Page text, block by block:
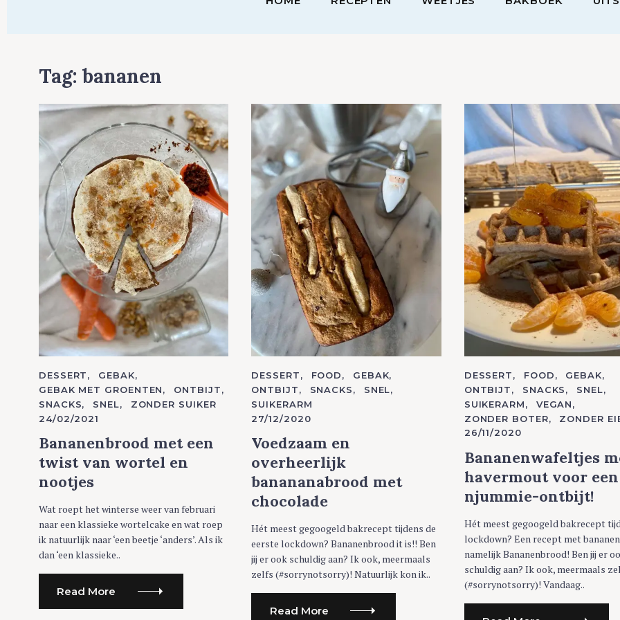
Tag: bananen
C
A
T
E
G
O
I
S
DESSERT
GEBAK
GEBAK MET GROENTEN
ONTBIJT
SNACKS
SNEL
ZONDER SUIKER
24/02/2021
Bananenbrood met een
twist van wortel en
nootjes
Wat roept het winterse weer van februari
naar een klassieke wortelcake en wat roep
ik natuurlijk naar ‘een beetje ‘anders’. Als ik
dan ‘een klassieke..
Read More
C
A
T
E
G
O
I
S
DESSERT FOOD
GEBAK
ONTBIJT
SNACKS
SNEL
SUIKERARM
27/12/2020
Voedzaam en
overheerlijk
banananabrood met
chocolade
Hét meest gegoogeld bakrecept tijdens de
eerste lockdown? Bananenbrood it is!! Ben
jij er ook schuldig aan? Ik ook, meermaals
zelfs (#sorrynotsorry)! Natuurlijk kon ik..
Read More
C
A
T
E
G
O
R
E
S
DESSERT FOOD
GEBAK
ONTBIJT
SNACKS
SNEL
SUIKERARM
VEGAN
ZONDER BOTER
ZONDER
26/11/2020
Bananenwafeltjes
havermout voor een
njummie-ontbijt!
Hét meest gegoogeld bakrecept
lockdown? Een recept met
namelijk Bananenbrood! Ben jij er
schuldig aan? Ik ook, meermaals
(#sorrynotsorry)! Vandaag..